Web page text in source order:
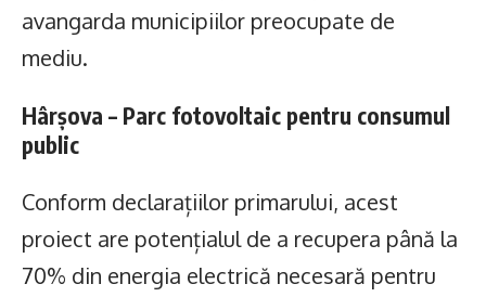
avangarda municipiilor preocupate de
mediu.
Hârșova – Parc fotovoltaic pentru consumul
public
Conform declarațiilor primarului, acest
proiect are potențialul de a recupera până la
70% din energia electrică necesară pentru